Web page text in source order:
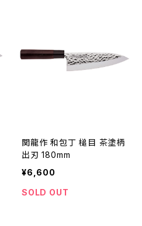
関龍作 和包丁 槌目 茶塗柄
出刃 180mm
¥6,600
SOLD OUT